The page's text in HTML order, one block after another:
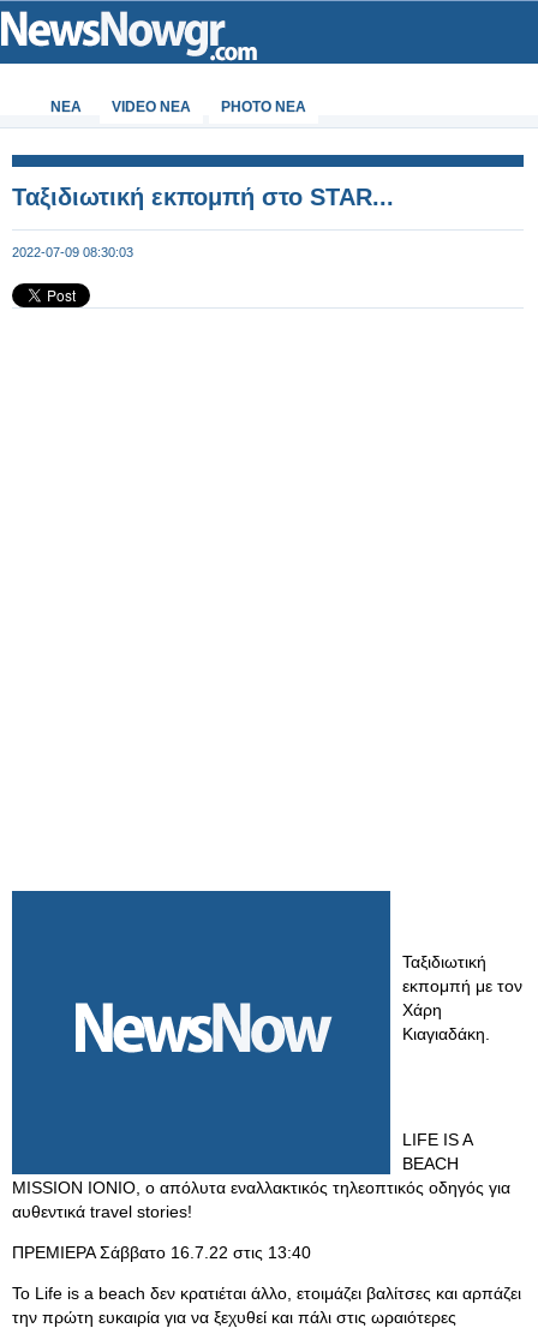
ΝΕΑ VIDEO NEA PHOTO NEA
Ταξιδιωτική εκπομπή στο STAR...
2022-07-09 08:30:03
Ταξιδιωτική
εκπομπή με τον
Χάρη
Κιαγιαδάκη.
LIFE IS A
BEACH
MISSION IONIO, ο απόλυτα εναλλακτικός τηλεοπτικός οδηγός για
αυθεντικά travel stories!
ΠΡΕΜΙΕΡΑ Σάββατο 16.7.22 στις 13:40
Το Life is a beach δεν κρατιέται άλλο, ετοιμάζει βαλίτσες και αρπάζει
την πρώτη ευκαιρία για να ξεχυθεί και πάλι στις ωραιότερες